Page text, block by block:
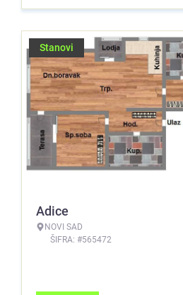
Stanovi
Adice
NOVI SAD
ŠIFRA: #565472